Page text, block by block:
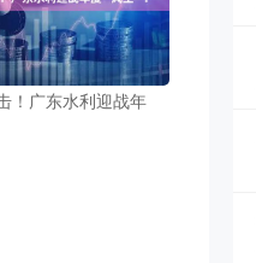
！广东水利迎战年